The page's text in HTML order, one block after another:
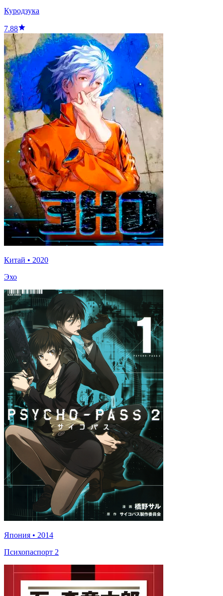
Куродзука
7.88
Китай • 2020
Эхо
Япония • 2014
Психопаспорт 2